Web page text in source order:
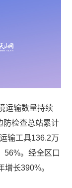
运输数量持续
防检查总站累计
输工具136.2万
56%。经全区口
长390%。